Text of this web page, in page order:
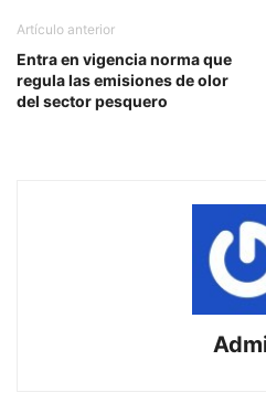
Artículo anterior
Entra en vigencia norma que
regula las emisiones de olor
del sector pesquero